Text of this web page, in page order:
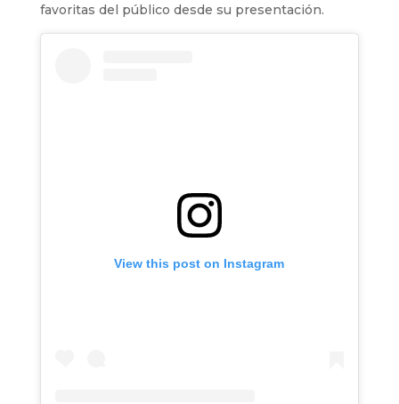
favoritas del público desde su presentación.
View this post on Instagram